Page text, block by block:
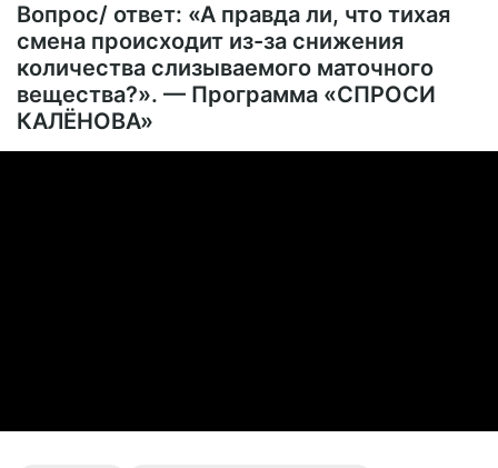
Вопрос/ ответ: «А правда ли, что тихая
смена происходит из-за снижения
количества слизываемого маточного
вещества?». — Программа «СПРОСИ
КАЛЁНОВА»